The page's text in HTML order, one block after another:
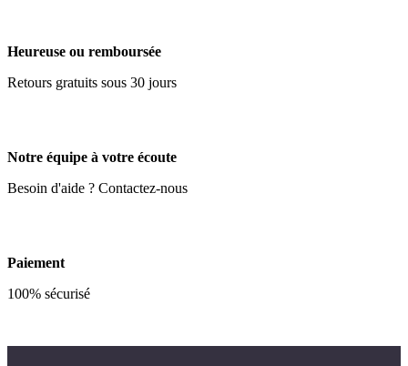
Heureuse ou remboursée
Retours gratuits sous 30 jours
Notre équipe à votre écoute
Besoin d'aide ? Contactez-nous
Paiement
100% sécurisé